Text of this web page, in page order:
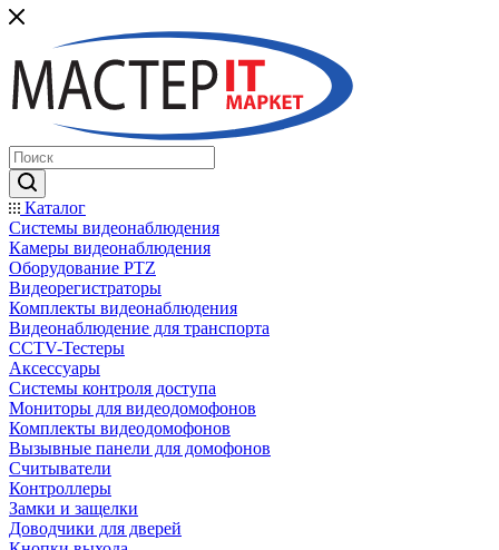
Каталог
Системы видеонаблюдения
Камеры видеонаблюдения
Оборудование PTZ
Видеорегистраторы
Комплекты видеонаблюдения
Видеонаблюдение для транспорта
CCTV-Тестеры
Аксессуары
Системы контроля доступа
Мониторы для видеодомофонов
Комплекты видеодомофонов
Вызывные панели для домофонов
Считыватели
Контроллеры
Замки и защелки
Доводчики для дверей